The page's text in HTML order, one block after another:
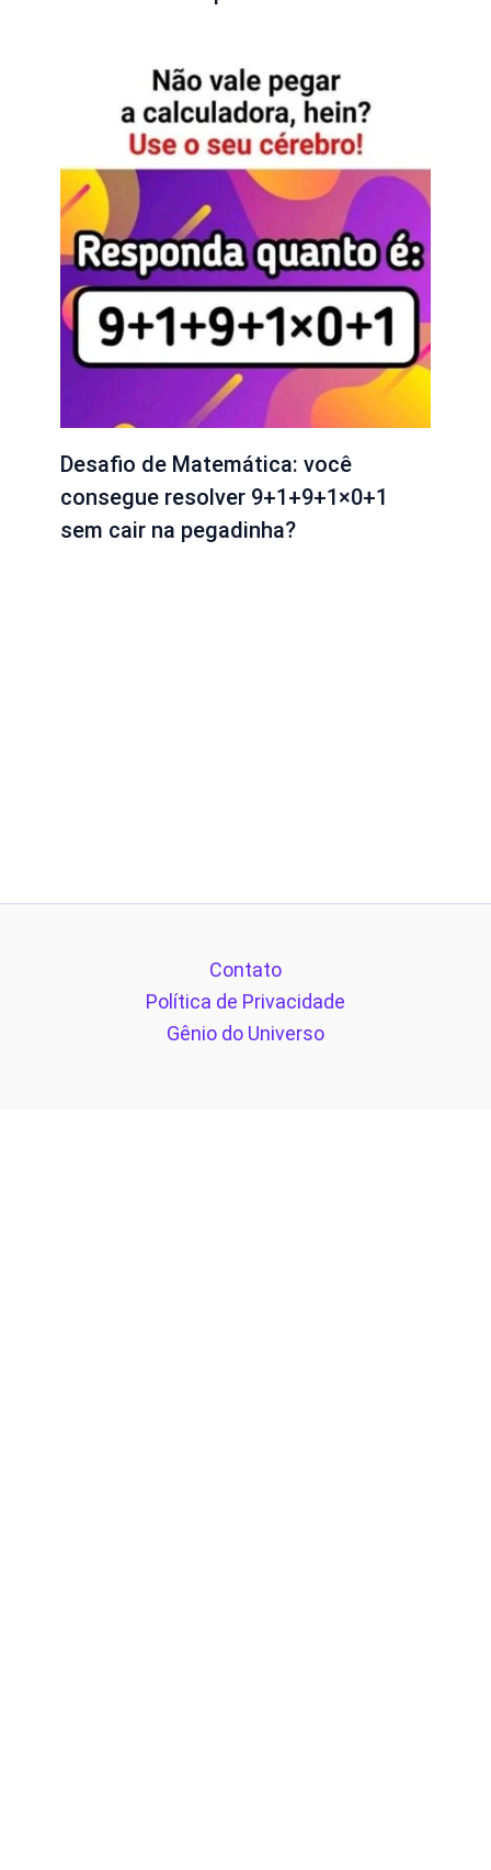
Desafio de Matemática: você
consegue resolver 9+1+9+1×0+1
sem cair na pegadinha?
Contato
Política de Privacidade
Gênio do Universo